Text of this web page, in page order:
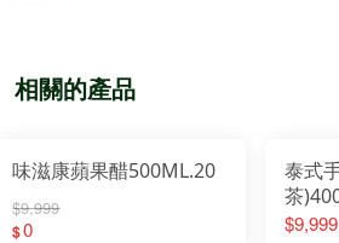
相關的產品
味滋康蘋果醋500ML.20
$9,999
$0
泰式
茶
$9,999